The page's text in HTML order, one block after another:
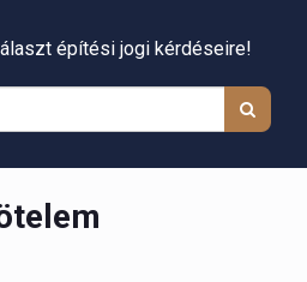
építési jogi kérdéseire!